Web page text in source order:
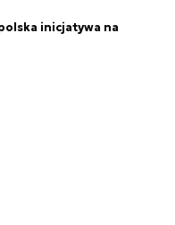
inicjatywa na